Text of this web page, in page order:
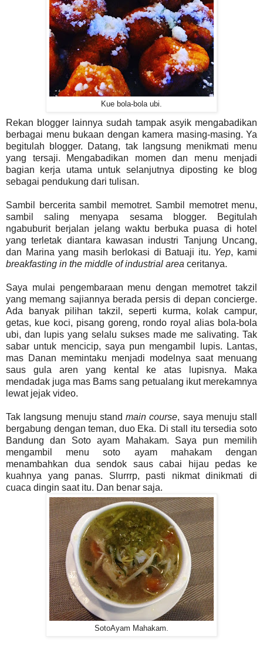
Kue bola-bola ubi.
Rekan blogger lainnya sudah tampak asyik mengabadikan
berbagai menu bukaan dengan kamera masing-masing. Ya
begitulah blogger. Datang, tak langsung menikmati menu
yang tersaji. Mengabadikan momen dan menu menjadi
bagian kerja utama untuk selanjutnya diposting ke blog
sebagai pendukung dari tulisan.
Sambil bercerita sambil memotret. Sambil memotret menu,
sambil saling menyapa sesama blogger. Begitulah
ngabuburit berjalan jelang waktu berbuka puasa di hotel
yang terletak diantara kawasan industri Tanjung Uncang,
dan Marina yang masih berlokasi di Batuaji itu. Yep, kami
breakfasting in the middle of industrial area ceritanya.
Saya mulai pengembaraan menu dengan memotret takzil
yang memang sajiannya berada persis di depan concierge.
Ada banyak pilihan takzil, seperti kurma, kolak campur,
getas, kue koci, pisang goreng, rondo royal alias bola-bola
ubi, dan lupis yang selalu sukses made me salivating. Tak
sabar untuk mencicip, saya pun mengambil lupis. Lantas,
mas Danan memintaku menjadi modelnya saat menuang
saus gula aren yang kental ke atas lupisnya. Maka
mendadak juga mas Bams sang petualang ikut merekamnya
lewat jejak video.
Tak langsung menuju stand main course, saya menuju stall
bergabung dengan teman, duo Eka. Di stall itu tersedia soto
Bandung dan Soto ayam Mahakam. Saya pun memilih
mengambil menu soto ayam mahakam dengan
menambahkan dua sendok saus cabai hijau pedas ke
kuahnya yang panas. Slurrrp, pasti nikmat dinikmati di
cuaca dingin saat itu. Dan benar saja.
SotoAyam Mahakam.